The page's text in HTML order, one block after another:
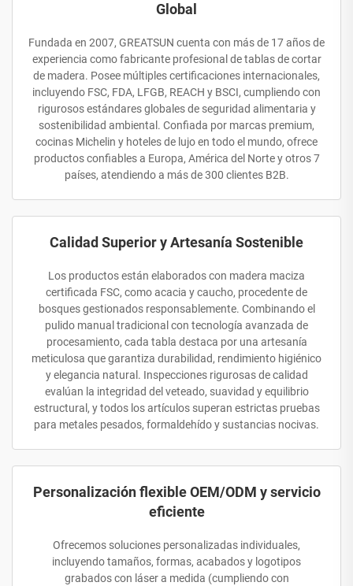
Global
Fundada en 2007, GREATSUN cuenta con más de 17 años de
experiencia como fabricante profesional de tablas de cortar
de madera. Posee múltiples certificaciones internacionales,
incluyendo FSC, FDA, LFGB, REACH y BSCI, cumpliendo con
rigurosos estándares globales de seguridad alimentaria y
sostenibilidad ambiental. Confiada por marcas premium,
cocinas Michelin y hoteles de lujo en todo el mundo, ofrece
productos confiables a Europa, América del Norte y otros 7
países, atendiendo a más de 300 clientes B2B.
Calidad Superior y Artesanía Sostenible
Los productos están elaborados con madera maciza
certificada FSC, como acacia y caucho, procedente de
bosques gestionados responsablemente. Combinando el
pulido manual tradicional con tecnología avanzada de
procesamiento, cada tabla destaca por una artesanía
meticulosa que garantiza durabilidad, rendimiento higiénico
y elegancia natural. Inspecciones rigurosas de calidad
evalúan la integridad del veteado, suavidad y equilibrio
estructural, y todos los artículos superan estrictas pruebas
para metales pesados, formaldehído y sustancias nocivas.
Personalización flexible OEM/ODM y servicio
eficiente
Ofrecemos soluciones personalizadas individuales,
incluyendo tamaños, formas, acabados y logotipos
grabados con láser a medida (cumpliendo con